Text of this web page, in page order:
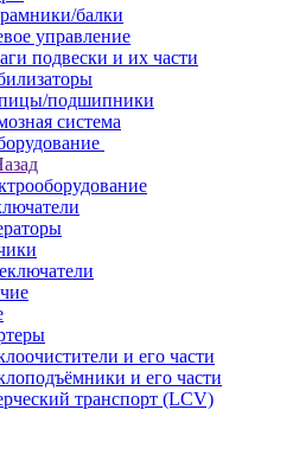
балки
управление
подвески и их части
подшипники
система
и его части
и его части
транспорт (LCV)